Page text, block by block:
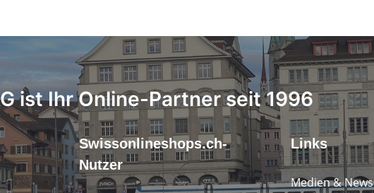
ist Ihr Online-Partner seit 1996
Swissonlineshops.ch-
Nutzer
Links
Medien & News